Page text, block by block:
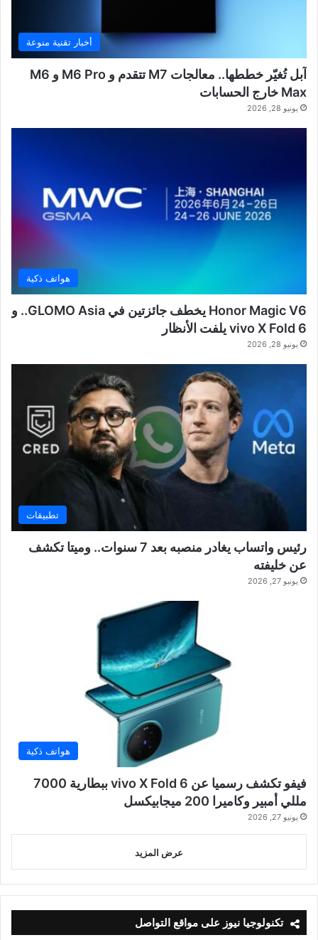
أخبار تقنية منوعة
آبل تُغيّر خططها.. معالجات M7 تتقدم و M6 Pro و M6
Max خارج الحسابات
يونيو 28, 2026
هواتف ذكية
Honor Magic V6 يخطف جائزتين في GLOMO Asia.. و
vivo X Fold 6 يلفت الأنظار
يونيو 28, 2026
تطبيقات
رئيس واتساب يغادر منصبه بعد 7 سنوات.. وميتا تكشف
عن خليفته
يونيو 27, 2026
هواتف ذكية
فيفو تكشف رسميا عن vivo X Fold 6 ببطارية 7000
مللي أمبير وكاميرا 200 ميجابيكسل
يونيو 27, 2026
عرض المزيد
تكنولوجيا نيوز على مواقع التواصل